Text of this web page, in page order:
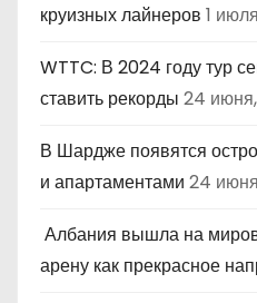
круизных лайнеров 1
WTTC: В 2024 году тур
ставить рекорды 24
В Шардже появятся
и апартаментами 24
Албания вышла на
арену как прекрасное